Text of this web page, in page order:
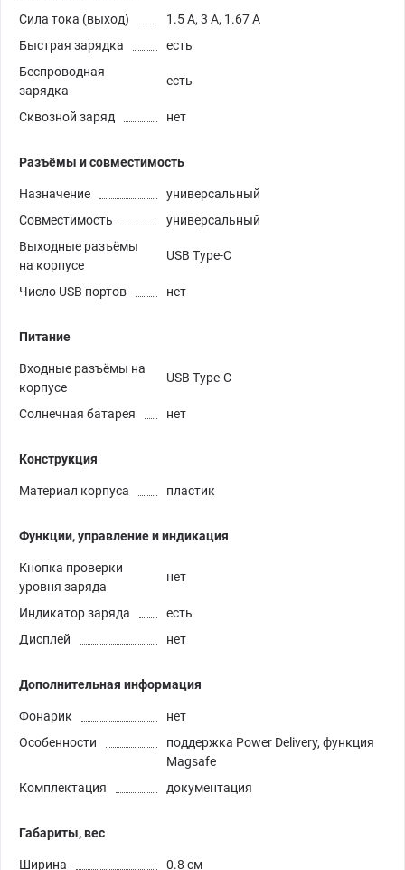
Сила тока (выход)
1.5 А, 3 А, 1.67 А
Быстрая зарядка
есть
Беспроводная
зарядка
есть
Сквозной заряд нет
Разъёмы и совместимость
Назначение
универсальный
Совместимость
универсальный
Выходные разъёмы
на корпусе
USB Type-C
Число USB портов нет
Питание
Входные разъёмы на
корпусе
USB Type-C
Солнечная батарея нет
Конструкция
Материал корпуса пластик
Функции, управление и индикация
Кнопка проверки
уровня заряда
нет
Индикатор заряда
есть
Дисплей
нет
Дополнительная информация
Фонарик
нет
Особенности
поддержка Power Delivery, функция
Magsafe
Комплектация
документация
Габариты, вес
Ширина 0.8 см